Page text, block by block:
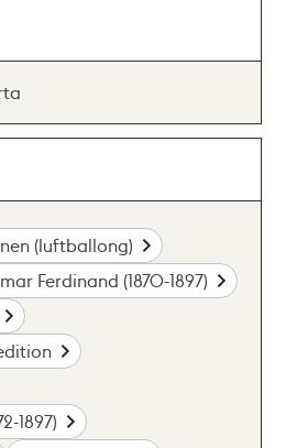
(luftballong)
Ferdinand (1870-1897)
1897)